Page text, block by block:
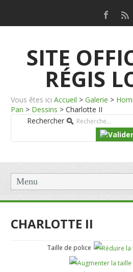
SITE
RÉGIS
Vous êtes ici Accueil > Galerie >
Pan > Dessins > Charlotte II
Rechercher
Menu
CHARLOTTE II
Taille de police